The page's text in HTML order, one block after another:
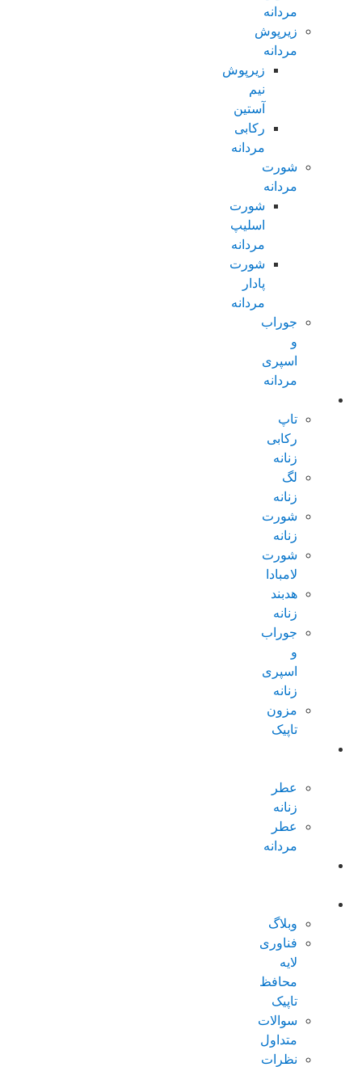
مردانه
زیرپوش
مردانه
زیرپوش
نیم
آستین
رکابی
مردانه
شورت
مردانه
شورت
اسلیپ
مردانه
شورت
پادار
مردانه
جوراب
و
اسپری
مردانه
تاپ
رکابی
زنانه
لگ
زنانه
شورت
زنانه
شورت
لامبادا
هدبند
زنانه
جوراب
و
اسپری
زنانه
مزون
تاپیک
عطر
زنانه
عطر
مردانه
وبلاگ
فناوری
لایه
محافظ
تاپیک
سوالات
متداول
نظرات